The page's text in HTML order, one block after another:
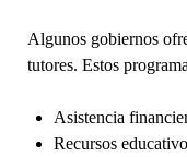
Algunos gobiernos
tutores. Estos
Asistencia
Recursos